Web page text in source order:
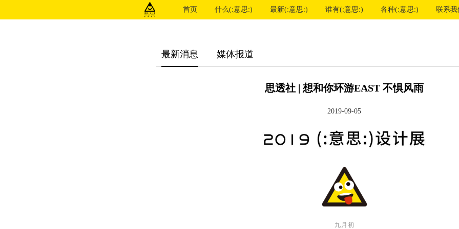
首页 什么(:意思:) 最新(:意思:) 谁有(:意思:) 各种(:意思:) 联系我
最新消息 媒体报道
思透社 | 想和你环游EAST 不惧风雨
2019-09-05
九月初